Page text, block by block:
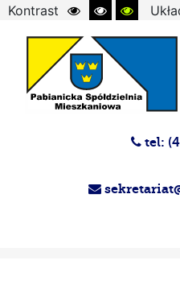
Kontrast
tel: